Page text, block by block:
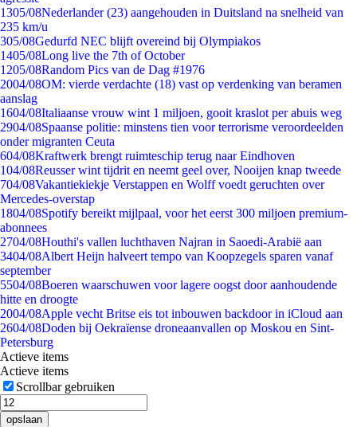
1305/08Nederlander (23) aangehouden in Duitsland na snelheid van
235 km/u
305/08Gedurfd NEC blijft overeind bij Olympiakos
1405/08Long live the 7th of October
1205/08Random Pics van de Dag #1976
2004/08OM: vierde verdachte (18) vast op verdenking van beramen
aanslag
1604/08Italiaanse vrouw wint 1 miljoen, gooit kraslot per abuis weg
2904/08Spaanse politie: minstens tien voor terrorisme veroordeelden
onder migranten Ceuta
604/08Kraftwerk brengt ruimteschip terug naar Eindhoven
104/08Reusser wint tijdrit en neemt geel over, Nooijen knap tweede
704/08Vakantiekiekje Verstappen en Wolff voedt geruchten over
Mercedes-overstap
1804/08Spotify bereikt mijlpaal, voor het eerst 300 miljoen premium-
abonnees
2704/08Houthi's vallen luchthaven Najran in Saoedi-Arabië aan
3404/08Albert Heijn halveert tempo van Koopzegels sparen vanaf
september
5504/08Boeren waarschuwen voor lagere oogst door aanhoudende
hitte en droogte
2004/08Apple vecht Britse eis tot inbouwen backdoor in iCloud aan
2604/08Doden bij Oekraïense droneaanvallen op Moskou en Sint-
Petersburg
Actieve items
Actieve items
Scrollbar gebruiken
opslaan